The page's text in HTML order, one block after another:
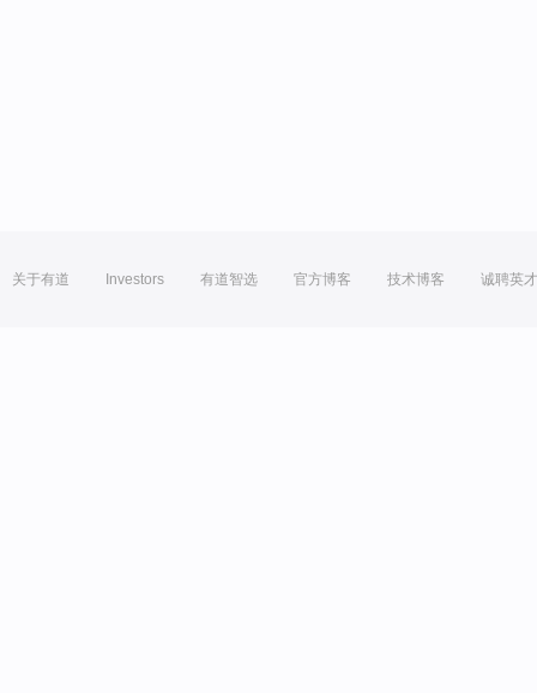
关于有道 Investors 有道智选 官方博客 技术博客 诚聘英才